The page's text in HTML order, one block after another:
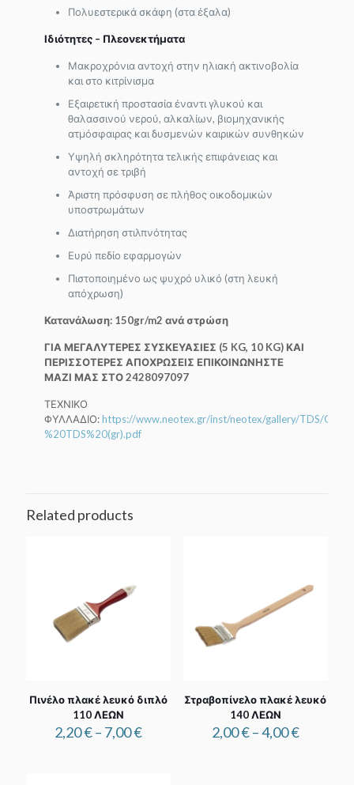
Πολυεστερικά σκάφη (στα έξαλα)
Ιδιότητες – Πλεονεκτήματα
Μακροχρόνια αντοχή στην ηλιακή ακτινοβολία
και στο κιτρίνισμα
Εξαιρετική προστασία έναντι γλυκού και
θαλασσινού νερού, αλκαλίων, βιομηχανικής
ατμόσφαιρας και δυσμενών καιρικών συνθηκών
Υψηλή σκληρότητα τελικής επιφάνειας και
αντοχή σε τριβή
Άριστη πρόσφυση σε πλήθος οικοδομικών
υποστρωμάτων
Διατήρηση στιλπνότητας
Ευρύ πεδίο εφαρμογών
Πιστοποιημένο ως ψυχρό υλικό (στη λευκή
απόχρωση)
Κατανάλωση: 150gr/m2 ανά στρώση
ΓΙΑ ΜΕΓΑΛΥΤΕΡΕΣ ΣΥΣΚΕΥΑΣΙΕΣ (5 KG, 10 KG) ΚΑΙ
ΠΕΡΙΣΣΟΤΕΡΕΣ ΑΠΟΧΡΩΣΕΙΣ ΕΠΙΚΟΙΝΩΝΗΣΤΕ
ΜΑΖΙ ΜΑΣ ΣΤΟ 2428097097
ΤΕΧΝΙΚΟ
ΦΥΛΛΑΔΙΟ:https://www.neotex.gr/inst/neotex/gallery/TDS/GR/
%20TDS%20(gr).pdf
Related products
Πινέλο πλακέ λευκό διπλό
110 ΛΕΩΝ
2,20€– 7,00€Price
Στραβοπίνελο πλακέ λευκό
140 ΛΕΩΝ
2,00€–4,00€Price